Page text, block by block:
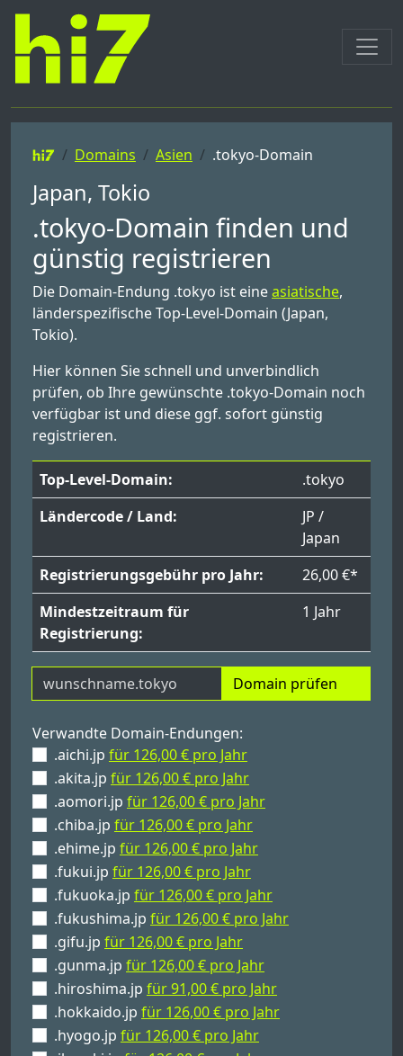
Domains Asien .tokyo-Domain
Japan, Tokio
.tokyo-Domain finden und
günstig registrieren
Die Domain-Endung .tokyo ist eineasiatische,
länderspezifische Top-Level-Domain (Japan,
Tokio).
Hier können Sie schnell und unverbindlich
prüfen, ob Ihre gewünschte .tokyo-Domain noch
verfügbar ist und diese ggf. sofort günstig
registrieren.
Top-Level-Domain:
.tokyo
Ländercode / Land:
JP /
Japan
Registrierungsgebühr pro Jahr:
26,00 €*
Mindestzeitraum für
Registrierung:
1 Jahr
Domain prüfen
Verwandte Domain-Endungen:
.aichi.jp für 126,00 € pro Jahr
.akita.jp für 126,00 € pro Jahr
.aomori.jp für 126,00 € pro Jahr
.chiba.jp für 126,00 € pro Jahr
.ehime.jp für 126,00 € pro Jahr
.fukui.jp für 126,00 € pro Jahr
.fukuoka.jp für 126,00 € pro Jahr
.fukushima.jp für 126,00 € pro Jahr
.gifu.jp für 126,00 € pro Jahr
.gunma.jp für 126,00 € pro Jahr
.hiroshima.jp für 91,00 € pro Jahr
.hokkaido.jp für 126,00 € pro Jahr
.hyogo.jp für 126,00 € pro Jahr